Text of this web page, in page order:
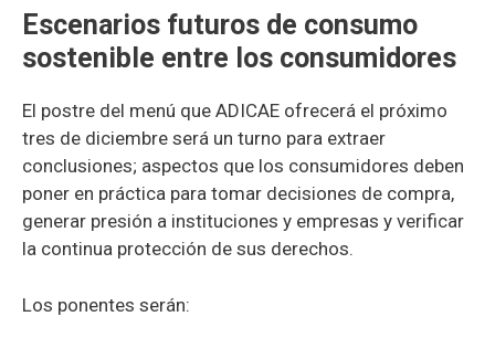
Escenarios futuros de consumo
sostenible entre los consumidores
El postre del menú que ADICAE ofrecerá el próximo
tres de diciembre será un turno para extraer
conclusiones; aspectos que los consumidores deben
poner en práctica para tomar decisiones de compra,
generar presión a instituciones y empresas y verificar
la continua protección de sus derechos.
Los ponentes serán: